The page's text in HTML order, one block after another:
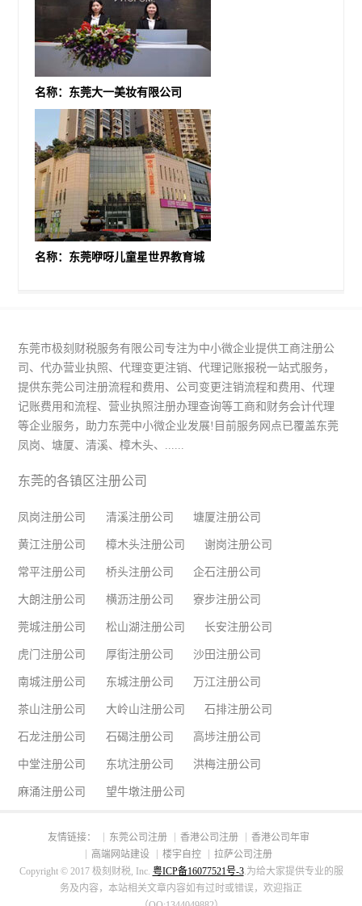
名称：东莞大一美妆有限公司
名称：东莞咿呀儿童星世界教育城
东莞市极刻财税服务有限公司专注为中小微企业提供工商注册公
司、代办营业执照、代理变更注销、代理记账报税一站式服务，
提供东莞公司注册流程和费用、公司变更注销流程和费用、代理
记账费用和流程、营业执照注册办理查询等工商和财务会计代理
等企业服务，助力东莞中小微企业发展!目前服务网点已覆盖东莞
凤岗、塘厦、清溪、樟木头、......
东莞的各镇区注册公司
凤岗注册公司 清溪注册公司 塘厦注册公司
黄江注册公司 樟木头注册公司 谢岗注册公司
常平注册公司 桥头注册公司 企石注册公司
大朗注册公司 横沥注册公司 寮步注册公司
莞城注册公司 松山湖注册公司 长安注册公司
虎门注册公司 厚街注册公司 沙田注册公司
南城注册公司 东城注册公司 万江注册公司
茶山注册公司 大岭山注册公司 石排注册公司
石龙注册公司 石碣注册公司 高埗注册公司
中堂注册公司 东坑注册公司 洪梅注册公司
麻涌注册公司 望牛墩注册公司
友情链接： 东莞公司注册 香港公司注册
香港公司年审
高端网站建设
楼宇自控
拉萨公司注册
Copyright © 2017 极刻财税, Inc. 粤ICP备16077521号-3.为给大家提供专业的服
务及内容，本站相关文章内容如有过时或错误，欢迎指正